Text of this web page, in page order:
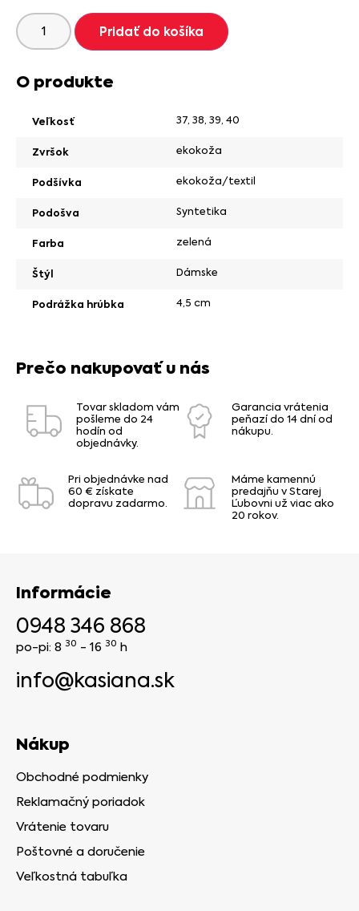
Pridať do košíka
O produkte
Veľkosť 37, 38, 39, 40
Zvršok ekokoža
Podšívka ekokoža/textil
Podošva Syntetika
Farba zelená
Štýl Dámske
Podrážka hrúbka 4,5 cm
Prečo nakupovať u nás
Tovar skladom vám
pošleme do 24
hodín od
objednávky.
Garancia vrátenia
peňazí do 14 dní od
nákupu.
Pri objednávke nad
60 € získate
dopravu zadarmo.
Máme kamennú
predajňu v Starej
Ľubovni už viac ako
20 rokov.
Informácie
0948 346 868
po-pi: 8 30 - 16 30 h
info@kasiana.sk
Nákup
Obchodné podmienky
Reklamačný poriadok
Vrátenie tovaru
Poštovné a doručenie
Veľkostná tabuľka